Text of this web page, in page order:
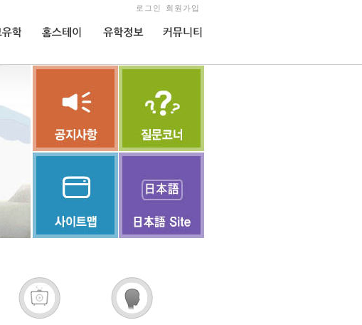
로그인 회원가입